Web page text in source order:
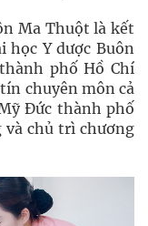
Ma Thuột là kết
học Y dược Buôn
phố Hồ Chí
chuyên môn cả
Đức thành phố
và chủ trì chương